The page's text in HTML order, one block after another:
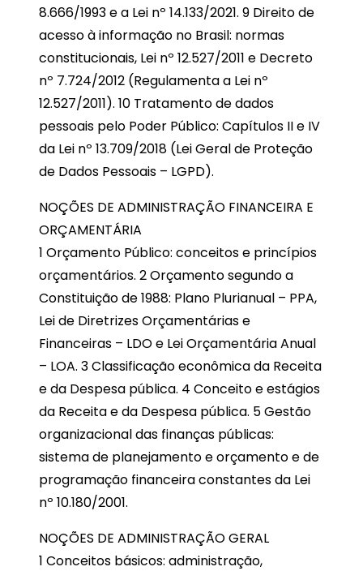
8.666/1993 e a Lei nº 14.133/2021. 9 Direito de
acesso à informação no Brasil: normas
constitucionais, Lei nº 12.527/2011 e Decreto
nº 7.724/2012 (Regulamenta a Lei nº
12.527/2011). 10 Tratamento de dados
pessoais pelo Poder Público: Capítulos II e IV
da Lei nº 13.709/2018 (Lei Geral de Proteção
de Dados Pessoais – LGPD).
NOÇÕES DE ADMINISTRAÇÃO FINANCEIRA E
ORÇAMENTÁRIA
1 Orçamento Público: conceitos e princípios
orçamentários. 2 Orçamento segundo a
Constituição de 1988: Plano Plurianual – PPA,
Lei de Diretrizes Orçamentárias e
Financeiras – LDO e Lei Orçamentária Anual
– LOA. 3 Classificação econômica da Receita
e da Despesa pública. 4 Conceito e estágios
da Receita e da Despesa pública. 5 Gestão
organizacional das finanças públicas:
sistema de planejamento e orçamento e de
programação financeira constantes da Lei
nº 10.180/2001.
NOÇÕES DE ADMINISTRAÇÃO GERAL
1 Conceitos básicos: administração,